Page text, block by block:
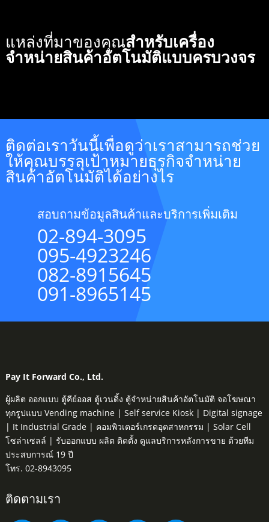
แหล่งที่มาของคุณสำหรับเครื่อง
จำหน่ายสินค้าอัตโนมัติแบบครบวงจร
ติดต่อเราวันนี้เพื่อดูว่าเราสามารถช่วย
ให้คุณบรรลุเป้าหมายธุรกิจจำหน่าย
สินค้าอัตโนมัติได้อย่างไร
สอบถามข้อมูลสินค้าและบริการเพิ่มเติม
02-894-3095
095-4923246
082-8915645
091-8965145
Pay It Forward Co., Ltd.
ผู้ผลิต ออกแบบ ตู้คีย์ออส ตู้เวนดิ้ง ตู้จำหน่ายสินค้าอัตโนมัติ จอโฆษณา
ทุกรูปแบบ Vending machine | Self service Kiosk | Digital signage
| It Industrial Grade | คอมพิวเตอร์เกรดอุตสาหกรรม | Solar Cell
โซล่าเซลล์ | รับออกแบบ ผลิต ติดตั้ง ดูแลบริการหลังการขาย ด้วยทีม
ประสบการณ์ 19 ปี
โทร. 02-8943095
ติดตามเรา